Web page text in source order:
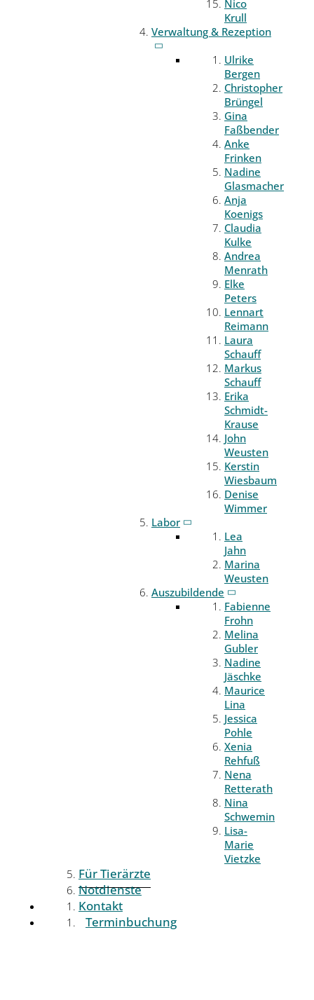
Nico
Krull
Verwaltung & Rezeption
Ulrike
Bergen
Christopher
Brüngel
Gina
Faßbender
Anke
Frinken
Nadine
Glasmacher
Anja
Koenigs
Claudia
Kulke
Andrea
Menrath
Elke
Peters
Lennart
Reimann
Laura
Schauff
Markus
Schauff
Erika
Schmidt-
Krause
John
Weusten
Kerstin
Wiesbaum
Denise
Wimmer
Labor
Lea
Jahn
Marina
Weusten
Auszubildende
Fabienne
Frohn
Melina
Gubler
Nadine
Jäschke
Maurice
Lina
Jessica
Pohle
Xenia
Rehfuß
Nena
Retterath
Nina
Schwemin
Lisa-
Marie
Vietzke
Für Tierärzte
Notdienste
Kontakt
Terminbuchung